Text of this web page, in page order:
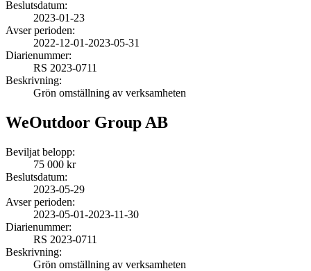
Beslutsdatum:
2023-01-23
Avser perioden:
2022-12-01-2023-05-31
Diarienummer:
RS 2023-0711
Beskrivning:
Grön omställning av verksamheten
WeOutdoor Group AB
Beviljat belopp:
75 000 kr
Beslutsdatum:
2023-05-29
Avser perioden:
2023-05-01-2023-11-30
Diarienummer:
RS 2023-0711
Beskrivning:
Grön omställning av verksamheten